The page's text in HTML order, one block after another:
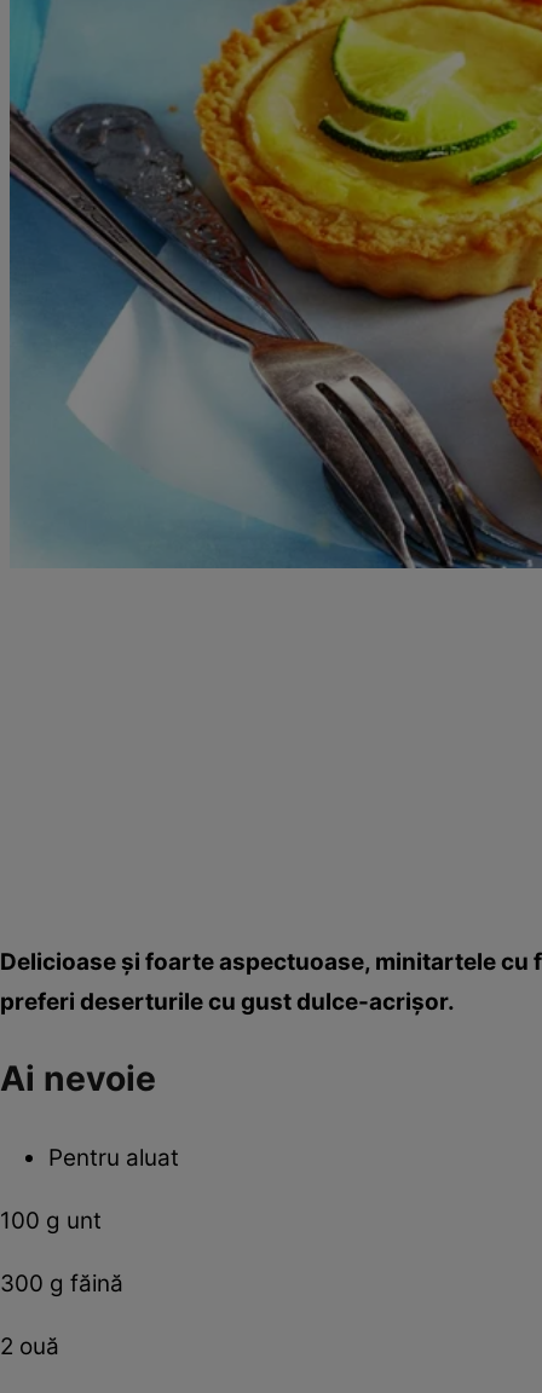
Delicioase şi foarte aspectuoase, minitartele
preferi deserturile cu gust dulce-acrişor.
Ai nevoie
Pentru aluat
100 g unt
300 g făină
2 ouă